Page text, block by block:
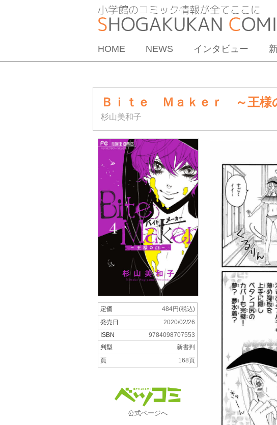
HOME NEWS インタビュー
Ｂｉｔｅ Ｍａｋｅｒ ～王様
杉山美和子
定価
484円(税込)
発売日
2020/02/26
ISBN
9784098707553
判型
新書判
頁
168頁
公式ページへ